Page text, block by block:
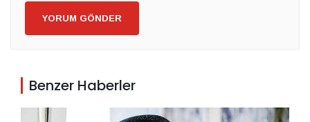
YORUM GÖNDER
Benzer Haberler